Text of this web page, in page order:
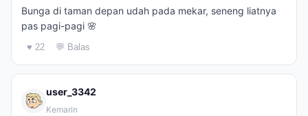
Bunga di taman depan udah pada mekar, seneng liatnya
pas pagi-pagi 🌸
♥ 22 💬 Balas
user_3342
Kemarin